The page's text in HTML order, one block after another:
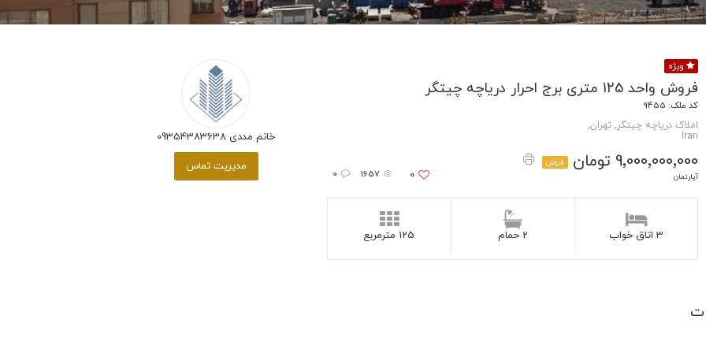
ویژه
فروش واحد 125 متری برج احرار دریاچه چیتگر
کد ملک: 9455
املاک دریاچه چیتگر, تهران,
Iran
9٬000٬000٬000 تومان
فروش
آپارتمان
1657
0 0
3 اتاق خواب 2 حمام 125 مترمربع
خانم مددی 09354383638
مدیریت تماس